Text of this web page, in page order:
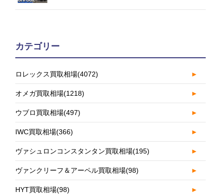
カテゴリー
ロレックス買取相場(4072) ►
オメガ買取相場(1218) ►
ウブロ買取相場(497) ►
IWC買取相場(366) ►
ヴァシュロンコンスタンタン買取相場(195) ►
ヴァンクリーフ＆アーペル買取相場(98) ►
HYT買取相場(98) ►